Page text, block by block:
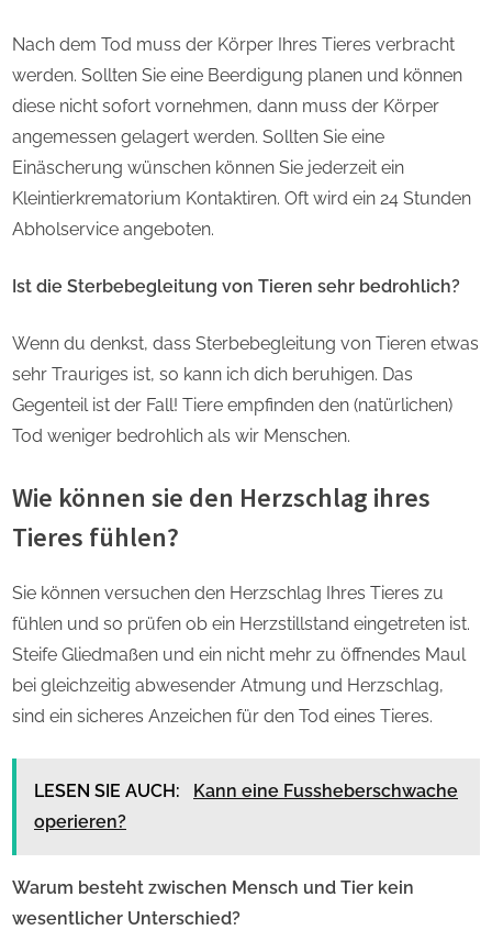
Nach dem Tod muss der Körper Ihres Tieres verbracht
werden. Sollten Sie eine Beerdigung planen und können
diese nicht sofort vornehmen, dann muss der Körper
angemessen gelagert werden. Sollten Sie eine
Einäscherung wünschen können Sie jederzeit ein
Kleintierkrematorium Kontaktiren. Oft wird ein 24 Stunden
Abholservice angeboten.
Ist die Sterbebegleitung von Tieren sehr bedrohlich?
Wenn du denkst, dass Sterbebegleitung von Tieren etwas
sehr Trauriges ist, so kann ich dich beruhigen. Das
Gegenteil ist der Fall! Tiere empfinden den (natürlichen)
Tod weniger bedrohlich als wir Menschen.
Wie können sie den Herzschlag ihres
Tieres fühlen?
Sie können versuchen den Herzschlag Ihres Tieres zu
fühlen und so prüfen ob ein Herzstillstand eingetreten ist.
Steife Gliedmaßen und ein nicht mehr zu öffnendes Maul
bei gleichzeitig abwesender Atmung und Herzschlag,
sind ein sicheres Anzeichen für den Tod eines Tieres.
LESEN SIE AUCH:
Kann eine Fussheberschwache
operieren?
Warum besteht zwischen Mensch und Tier kein
wesentlicher Unterschied?